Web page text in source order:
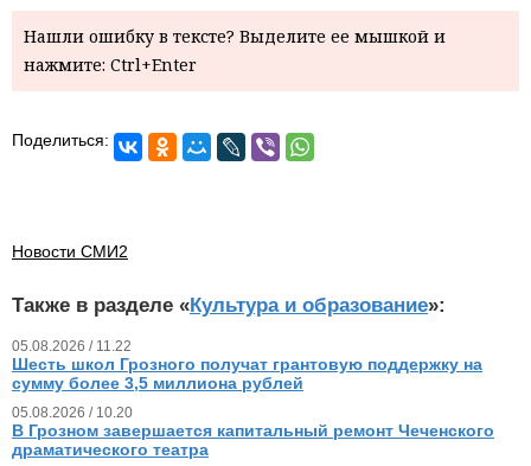
Нашли ошибку в тексте? Выделите ее мышкой и
нажмите: Ctrl+Enter
Поделиться:
Новости СМИ2
Также в разделе «Культура и образование»:
05.08.2026 / 11.22
Шесть школ Грозного получат грантовую поддержку на
сумму более 3,5 миллиона рублей
05.08.2026 / 10.20
В Грозном завершается капитальный ремонт Чеченского
драматического театра